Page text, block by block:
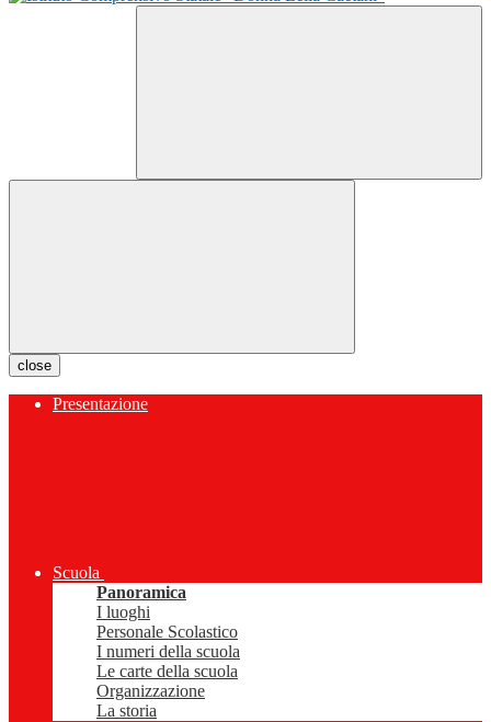
close
Presentazione
Scuola
Panoramica
I luoghi
Personale Scolastico
I numeri della scuola
Le carte della scuola
Organizzazione
La storia